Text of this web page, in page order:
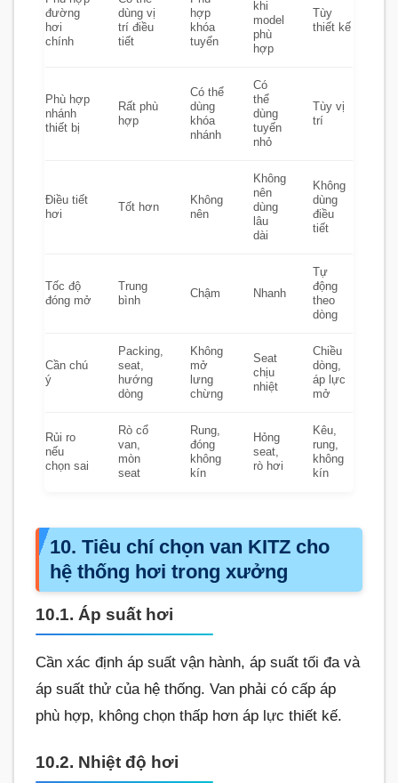
đường
hơi
chính
dùng vị
trí điều
tiết
hợp
khóa
tuyến
khi
model
phù
hợp
Tùy
thiết kế
Phù hợp
nhánh
thiết bị
Rất phù
hợp
Có thể
dùng
khóa
nhánh
Có
thể
dùng
tuyến
nhỏ
Tùy vị
trí
Điều tiết
hơi
Tốt hơn
Không
nên
Không
nên
dùng
lâu
dài
Không
dùng
điều
tiết
Tốc độ
đóng mở
Trung
bình
Chậm Nhanh
Tự
động
theo
dòng
Cần chú
ý
Packing,
seat,
hướng
dòng
Không
mở
lưng
chừng
Seat
chịu
nhiệt
Chiều
dòng,
áp lực
mở
Rủi ro
nếu
chọn sai
Rò cổ
van,
mòn
seat
Rung,
đóng
không
kín
Hỏng
seat,
rò hơi
Kêu,
rung,
không
kín
10. Tiêu chí chọn van KITZ cho
hệ thống hơi trong xưởng
10.1. Áp suất hơi
Cần xác định áp suất vận hành, áp suất tối đa và
áp suất thử của hệ thống. Van phải có cấp áp
phù hợp, không chọn thấp hơn áp lực thiết kế.
10.2. Nhiệt độ hơi